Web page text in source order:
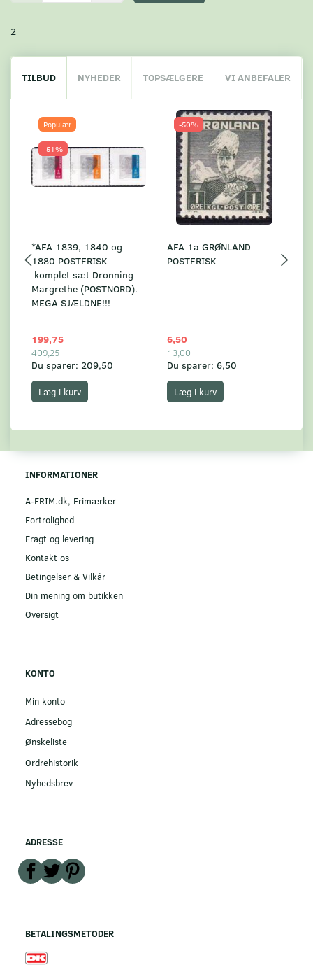
2
TILBUD NYHEDER TOPSÆLGERE VI ANBEFALER
Populær
-51%
*AFA 1839, 1840 og
1880 POSTFRISK
komplet sæt Dronning
Margrethe (POSTNORD).
MEGA SJÆLDNE!!!
199,75
409,25
Du sparer: 209,50
Læg i kurv
-50%
AFA 1a GRØNLAND
POSTFRISK
6,50
13,00
Du sparer: 6,50
Læg i kurv
INFORMATIONER
A-FRIM.dk, Frimærker
Fortrolighed
Fragt og levering
Kontakt os
Betingelser & Vilkår
Din mening om butikken
Oversigt
KONTO
Min konto
Adressebog
Ønskeliste
Ordrehistorik
Nyhedsbrev
ADRESSE
BETALINGSMETODER